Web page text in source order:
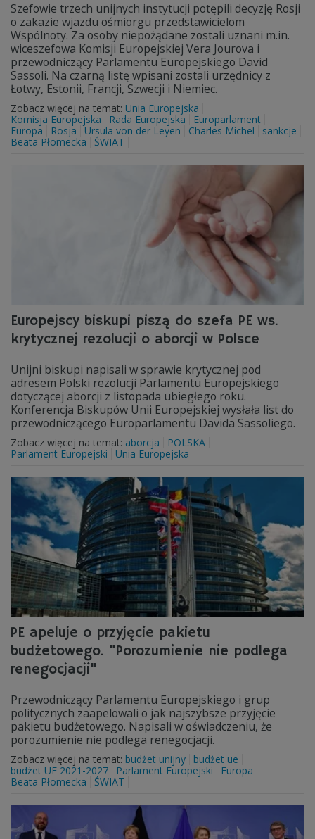
Szefowie trzech unijnych instytucji potępili decyzję Rosji
o zakazie wjazdu ośmiorgu przedstawicielom
Wspólnoty. Za osoby niepożądane zostali uznani m.in.
wiceszefowa Komisji Europejskiej Vera Jourova i
przewodniczący Parlamentu Europejskiego David
Sassoli. Na czarną listę wpisani zostali urzędnicy z
Łotwy, Estonii, Francji, Szwecji i Niemiec.
Zobacz więcej na temat: Unia Europejska
Komisja Europejska
Rada Europejska
Europarlament
Europa
Rosja Ursula von der Leyen Charles Michel
sankcje
Beata Płomecka
ŚWIAT
Europejscy biskupi piszą do szefa PE ws.
krytycznej rezolucji o aborcji w Polsce
Unijni biskupi napisali w sprawie krytycznej pod
adresem Polski rezolucji Parlamentu Europejskiego
dotyczącej aborcji z listopada ubiegłego roku.
Konferencja Biskupów Unii Europejskiej wysłała list do
przewodniczącego Europarlamentu Davida Sassoliego.
Zobacz więcej na temat: aborcja
POLSKA
Parlament Europejski
Unia Europejska
PE apeluje o przyjęcie pakietu
budżetowego. "Porozumienie nie podlega
renegocjacji"
Przewodniczący Parlamentu Europejskiego i grup
politycznych zaapelowali o jak najszybsze przyjęcie
pakietu budżetowego. Napisali w oświadczeniu, że
porozumienie nie podlega renegocjacji.
Zobacz więcej na temat: budżet unijny
budżet ue
budżet UE 2021-2027
Parlament Europejski
Europa
Beata Płomecka
ŚWIAT